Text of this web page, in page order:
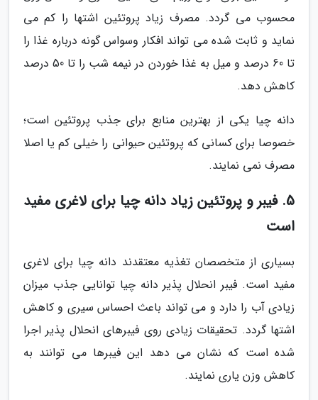
محسوب می گردد. مصرف زیاد پروتئین اشتها را کم می
نماید و ثابت شده می تواند افکار وسواس گونه درباره غذا را
تا 60 درصد و میل به غذا خوردن در نیمه شب را تا 50 درصد
کاهش دهد.
دانه چیا یکی از بهترین منابع برای جذب پروتئین است؛
خصوصا برای کسانی که پروتئین حیوانی را خیلی کم یا اصلا
مصرف نمی نمایند.
5. فیبر و پروتئین زیاد دانه چیا برای لاغری مفید
است
بسیاری از متخصصان تغذیه معتقدند دانه چیا برای لاغری
مفید است. فیبر انحلال پذیر دانه چیا توانایی جذب میزان
زیادی آب را دارد و می تواند باعث احساس سیری و کاهش
اشتها گردد. تحقیقات زیادی روی فیبرهای انحلال پذیر اجرا
شده است که نشان می دهد این فیبرها می توانند به
کاهش وزن یاری نمایند.